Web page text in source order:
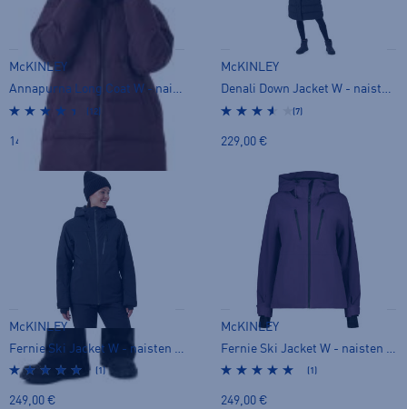
McKINLEY
Annapurna Long Coat W - naisten toppatakki
(12)
149,00 €
McKINLEY
Denali Down Jacket W - naisten untuvatakki
(7)
229,00 €
McKINLEY
(1)
249,00 €
McKINLEY
(1)
249,00 €